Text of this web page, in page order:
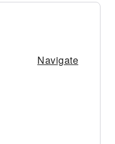
Navigate